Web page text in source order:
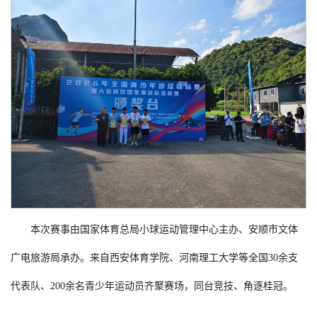
本次赛事由国家体育总局小球运动管理中心主办、安顺市文体
广电旅游局承办。来自西安体育学院、河南理工大学等全国30余支
代表队、200余名青少年运动员齐聚赛场，同台竞技、角逐桂冠。